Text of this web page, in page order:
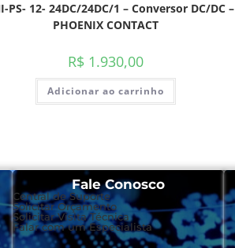
PS- 12- 24DC/24DC/1 – Conversor DC/DC –
PHOENIX CONTACT
R$ 1.930,00
Adicionar ao carrinho
Fale Conosco
Central de Suporte
Solicitar Orçamento
Solicitar Visita Técnica
Falar com um Especialista